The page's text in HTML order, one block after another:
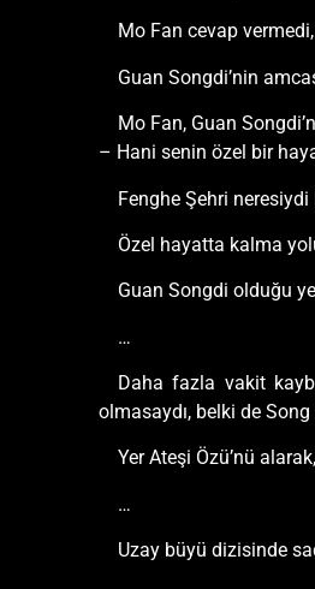
Mo Fan cevap
Guan Songdi’nin
Mo Fan, Guan
– Hani senin özel bir
Fenghe Şehri neresiydi
Özel hayatta kalma
Guan Songdi olduğu
…
Daha fazla vakit
olmasaydı, belki de
Yer Ateşi Özü’nü
…
Uzay büyü dizisinde